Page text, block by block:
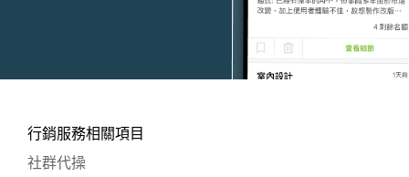
行銷服務相關項目
社群代操